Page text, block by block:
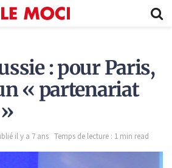
: pour Paris,
« partenariat
il y a 7 ans Temps de lecture : 1 min read